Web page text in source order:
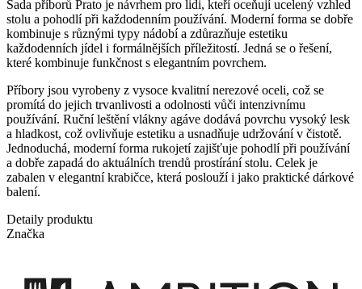
Sada příborů Prato je návrhem pro lidi, kteří oceňují ucelený vzhled
stolu a pohodlí při každodenním používání. Moderní forma se dobře
kombinuje s různými typy nádobí a zdůrazňuje estetiku
každodenních jídel i formálnějších příležitostí. Jedná se o řešení,
které kombinuje funkčnost s elegantním povrchem.
Příbory jsou vyrobeny z vysoce kvalitní nerezové oceli, což se
promítá do jejich trvanlivosti a odolnosti vůči intenzivnímu
používání. Ruční leštění vlákny agáve dodává povrchu vysoký lesk
a hladkost, což ovlivňuje estetiku a usnadňuje udržování v čistotě.
Jednoduchá, moderní forma rukojetí zajišťuje pohodlí při používání
a dobře zapadá do aktuálních trendů prostírání stolu. Celek je
zabalen v elegantní krabičce, která poslouží i jako praktické dárkové
balení.
Detaily produktu
Značka